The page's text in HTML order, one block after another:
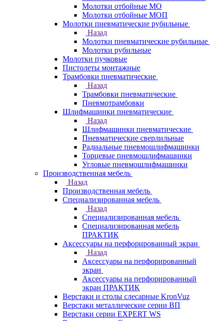
Молотки отбойные МО
Молотки отбойные МОП
Молотки пневматические рубильные
Назад
Молотки пневматические рубильные
Молотки рубильные
Молотки пучковые
Пистолеты монтажные
Трамбовки пневматические
Назад
Трамбовки пневматические
Пневмотрамбовки
Шлифмашинки пневматические
Назад
Шлифмашинки пневматические
Пневматические сверлильные
Радиальные пневмошлифмашинки
Торцевые пневмошлифмашинки
Угловые пневмошлифмашинки
Производственная мебель
Назад
Производственная мебель
Cпециализированная мебель
Назад
Cпециализированная мебель
Специализированная мебель
ПРАКТИК
Аксессуары на перфорированный экран
Назад
Аксессуары на перфорированный
экран
Аксессуары на перфорированный
экран ПРАКТИК
Верстаки и столы слесарные KronVuz
Верстаки металлические серии ВП
Верстаки серии EXPERT WS